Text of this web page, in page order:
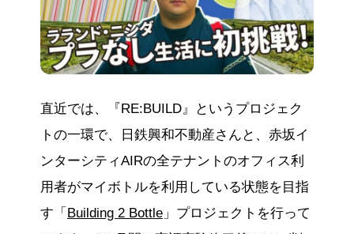
直近では、『RE:BUILD』というプロジェク
トの一環で、日鉄興和不動産さんと、赤坂イ
ンターシティAIRの全テナントのオフィス利
用者がマイボトルを利用している状態を目指
す「 Building 2 Bottle」プロジェクトを行って